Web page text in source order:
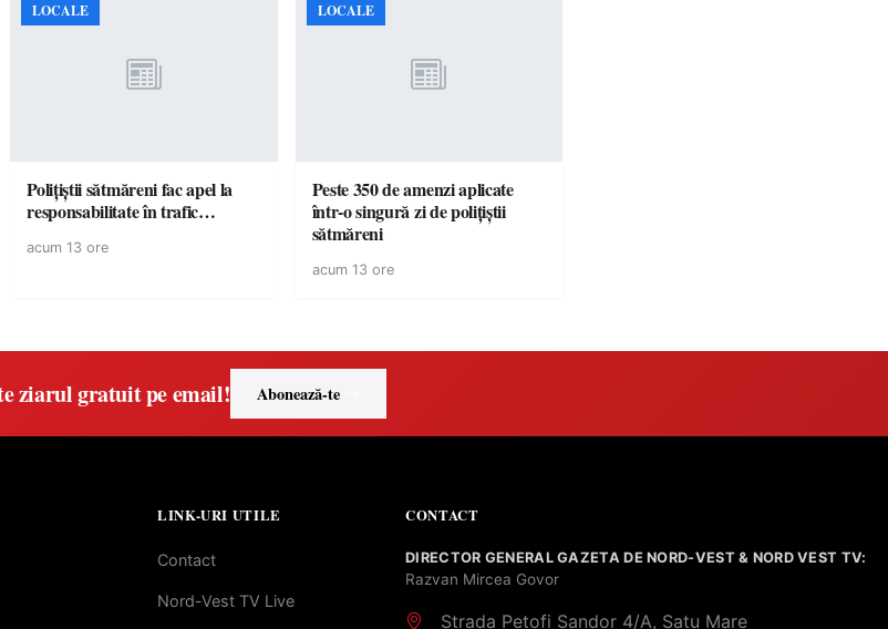
LOCALE
Polițiștii sătmăreni fac apel la
responsabilitate în trafic…
acum 13 ore
LOCALE
Peste 350 de amenzi aplicate
într-o singură zi de polițiștii
sătmăreni
acum 13 ore
ziarul gratuit pe email! Abonează-te
LINK-URI UTILE
Contact
Nord-Vest TV Live
CONTACT
DIRECTOR GENERAL GAZETA DE NORD-VEST & NORD VEST TV:
Razvan Mircea Govor
Strada Petofi Sandor 4/A, Satu Mare